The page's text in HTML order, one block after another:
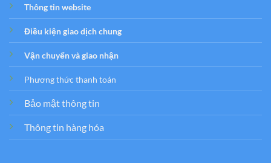
Thông tin website
Điều kiện giao dịch chung
Vận chuyển và giao nhận
Phương thức thanh toán
Bảo mật thông tin
Thông tin hàng hóa